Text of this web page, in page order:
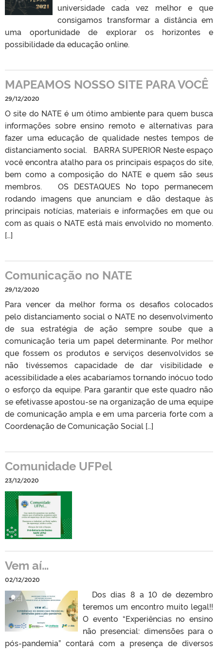
universidade cada vez melhor e que
consigamos transformar a distância em
uma oportunidade de explorar os horizontes e
possibilidade da educação online.
MAPEAMOS NOSSO SITE PARA VOCÊ
29/12/2020
O site do NATE é um ótimo ambiente para quem busca
informações sobre ensino remoto e alternativas para
fazer uma educação de qualidade nestes tempos de
distanciamento social. BARRA SUPERIOR Neste espaço
você encontra atalho para os principais espaços do site,
bem como a composição do NATE e quem são seus
membros. OS DESTAQUES No topo permanecem
rodando imagens que anunciam e dão destaque às
principais notícias, materiais e informações em que ou
com as quais o NATE está mais envolvido no momento.
[…]
Comunicação no NATE
29/12/2020
Para vencer da melhor forma os desafios colocados
pelo distanciamento social o NATE no desenvolvimento
de sua estratégia de ação sempre soube que a
comunicação teria um papel determinante. Por melhor
que fossem os produtos e serviços desenvolvidos se
não tivéssemos capacidade de dar visibilidade e
acessibilidade a eles acabaríamos tornando inócuo todo
o esforço da equipe. Para garantir que este quadro não
se efetivasse apostou-se na organização de uma equipe
de comunicação ampla e em uma parceria forte com a
Coordenação de Comunicação Social […]
Comunidade UFPel
23/12/2020
Vem aí…
02/12/2020
Dos dias 8 a 10 de dezembro
teremos um encontro muito legal!!
O evento “Experiências no ensino
não presencial: dimensões para o
pós-pandemia” contará com a presença de diversos